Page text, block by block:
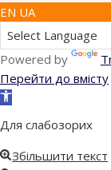
EN UA
Powered by
Перейти до вмісту
Відкрити
інструментів
Для слабозорих
Збільшити текст